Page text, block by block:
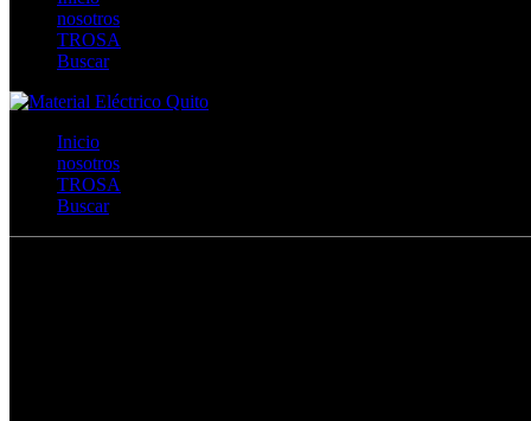
nosotros
TROSA
Buscar
Inicio
nosotros
TROSA
Buscar